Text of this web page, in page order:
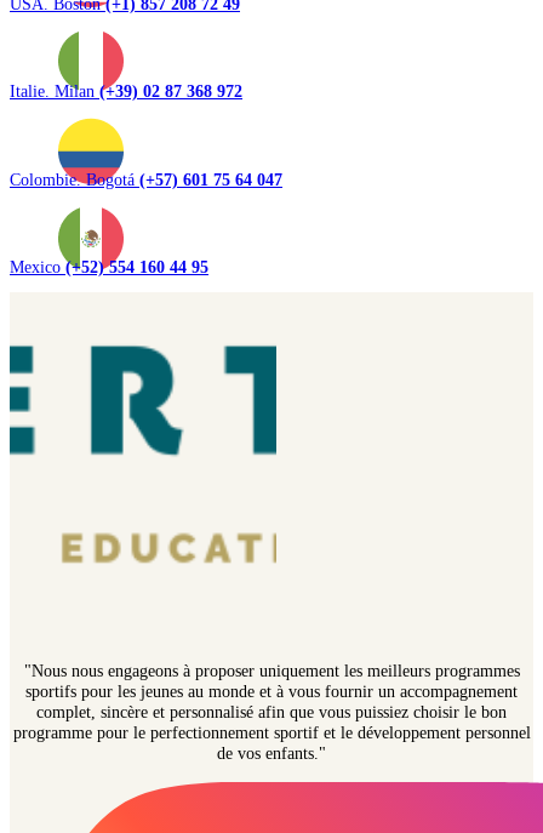
Italie. Milan (+39) 02 87 368 972
Colombie. Bogotá (+57) 601 75 64 047
Mexico (+52) 554 160 44 95
"Nous nous engageons à proposer uniquement les meilleurs programmes
sportifs pour les jeunes au monde et à vous fournir un accompagnement
complet, sincère et personnalisé afin que vous puissiez choisir le bon
programme pour le perfectionnement sportif et le développement personnel
de vos enfants."